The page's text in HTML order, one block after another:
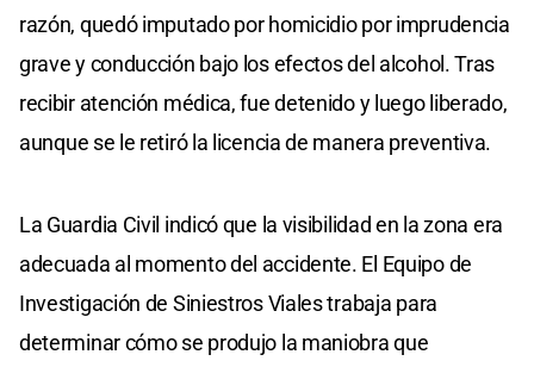
razón, quedó imputado por homicidio por imprudencia
grave y conducción bajo los efectos del alcohol. Tras
recibir atención médica, fue detenido y luego liberado,
aunque se le retiró la licencia de manera preventiva.
La Guardia Civil indicó que la visibilidad en la zona era
adecuada al momento del accidente. El Equipo de
Investigación de Siniestros Viales trabaja para
determinar cómo se produjo la maniobra que